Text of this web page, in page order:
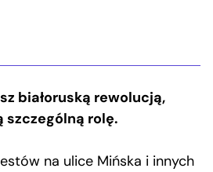
białoruską rewolucją,
rolę.
na ulice Mińska i innych